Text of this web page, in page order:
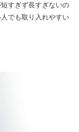
すぎず長すぎないの
でも取り入れやすい